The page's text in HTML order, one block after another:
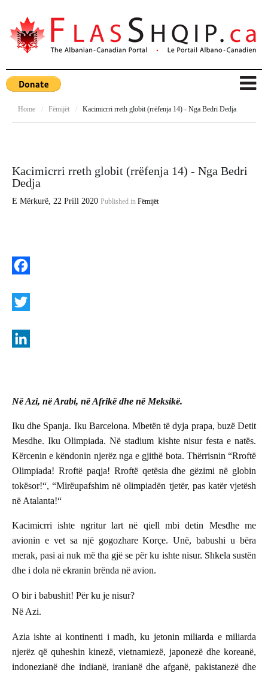
Home / Fëmijët / Kacimicrri rreth globit (rrëfenja 14) - Nga Bedri Dedja
Kacimicrri rreth globit (rrëfenja 14) - Nga Bedri
Dedja
E Mërkurë, 22 Prill 2020 Published in Fëmijët
a
ew
r
e
d
n
Në Azi, në Arabi, në Afrikë dhe në Meksikë.
Iku dhe Spanja. Iku Barcelona. Mbetën të dyja prapa, buzë Detit
Mesdhe. Iku Olimpiada. Në stadium kishte nisur festa e natës.
Kërcenin e këndonin njerëz nga e gjithë bota. Thërrisnin “Rroftë
Olimpiada! Rroftë paqja! Rroftë qetësia dhe gëzimi në globin
tokësor!“, “Mirëupafshim në olimpiadën tjetër, pas katër vjetësh
në Atalanta!“
Kacimicrri ishte ngritur lart në qiell mbi detin Mesdhe me
avionin e vet sa një gogozhare Korçe. Unë, babushi u bëra
merak, pasi ai nuk më tha gjë se për ku ishte nisur. Shkela sustën
dhe i dola në ekranin brënda në avion.
O bir i babushit! Për ku je nisur?
Në Azi.
Azia ishte ai kontinenti i madh, ku jetonin miliarda e miliarda
njerëz që quheshin kinezë, vietnamiezë, japonezë dhe koreanë,
indonezianë dhe indianë, iranianë dhe afganë, pakistanezë dhe